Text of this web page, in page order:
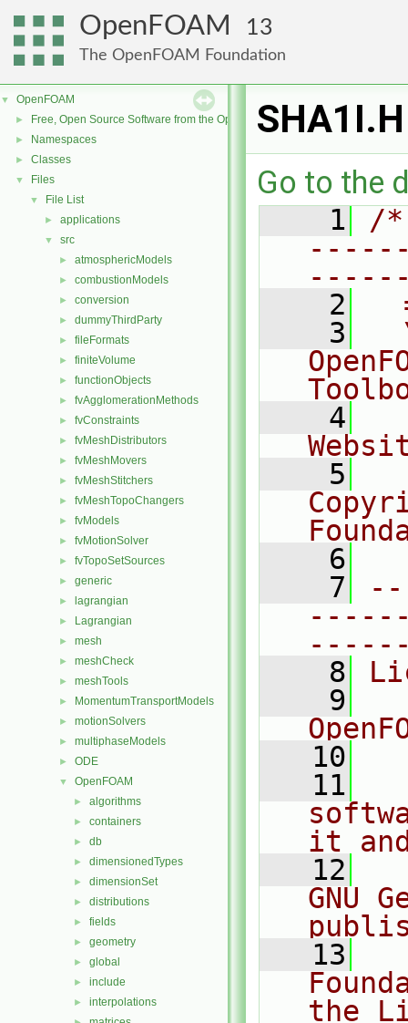
OpenFOAM 13
The OpenFOAM Foundation
▼ OpenFOAM
► Free, Open Source Software from the OpenFOAM Foundation
► Namespaces
► Classes
▼ Files
▼ File List
► applications
▼ src
► atmosphericModels
► combustionModels
► conversion
► dummyThirdParty
► fileFormats
► finiteVolume
► functionObjects
► fvAgglomerationMethods
► fvConstraints
► fvMeshDistributors
► fvMeshMovers
► fvMeshStitchers
► fvMeshTopoChangers
► fvModels
► fvMotionSolver
► fvTopoSetSources
► generic
► lagrangian
► Lagrangian
► mesh
► meshCheck
► meshTools
► MomentumTransportModels
► motionSolvers
► multiphaseModels
► ODE
▼ OpenFOAM
► algorithms
► containers
► db
► dimensionedTypes
► dimensionSet
► distributions
► fields
► geometry
► global
► include
► interpolations
SHA1I.H
Go to the
    1
/
    2
    3
    4
    5
    6
    7
    8
    9
   10
   11
it
   12
GNU
   13
the